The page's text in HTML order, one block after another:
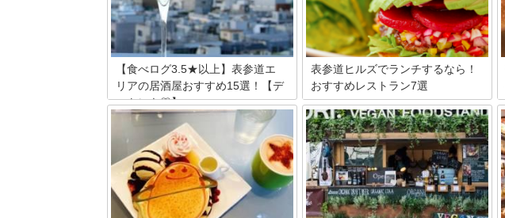
多彩な香りが漂い、身も心も虜にしてし
まうスパイスカレー。そこで今回は、東
京で本格的なスパイスカレーを楽しめる
大人気のお店をご紹介します。
てくれるチョコレートスイーツの数々が
登場します。これを読めば、女子はもち
ろん男子も行ってみたくなる事間違いな
しです♪
【食べログ3.5★以上】表参道エ
リアの居酒屋おすすめ15選！【デ
ートにも♡】
表参道はお洒落なカフェやバル、居酒屋
などデートや女子会で利用したいお店が
たくさんありますよね。今回は、食べロ
グ3.5以上、平均予算2,000～10,999円の
お店15選をご紹介しています。お手頃価
格で利用できるお店もたくさんあります
ので、ぜひ参考にしてください。
表参道ヒルズでランチするなら！
おすすめレストラン7選
表参道ヒルズには全20軒のカフェやレス
トランが入っています。今回はその中か
ら特にランチにおすすめのレストランを
厳選して7軒ご紹介します。少しお高め
のお店でもランチならディナーよりもお
手軽に頂ける所がほとんど♪ こちらを参
考にして頂き、お得に美味しいランチタ
イムを楽しんじゃいましょう！